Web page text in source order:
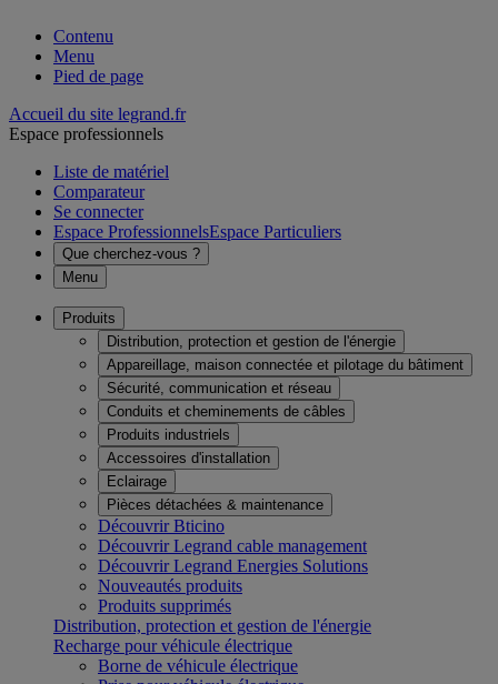
Contenu
Menu
Pied de page
Accueil du site legrand.fr
Espace professionnels
Liste de matériel
Comparateur
Se connecter
Espace ProfessionnelsEspace Particuliers
Que cherchez-vous ?
Menu
Produits
Distribution, protection et gestion de l'énergie
Appareillage, maison connectée et pilotage du bâtiment
Sécurité, communication et réseau
Conduits et cheminements de câbles
Produits industriels
Accessoires d'installation
Eclairage
Pièces détachées & maintenance
Découvrir Bticino
Découvrir Legrand cable management
Découvrir Legrand Energies Solutions
Nouveautés produits
Produits supprimés
Distribution, protection et gestion de l'énergie
Recharge pour véhicule électrique
Borne de véhicule électrique